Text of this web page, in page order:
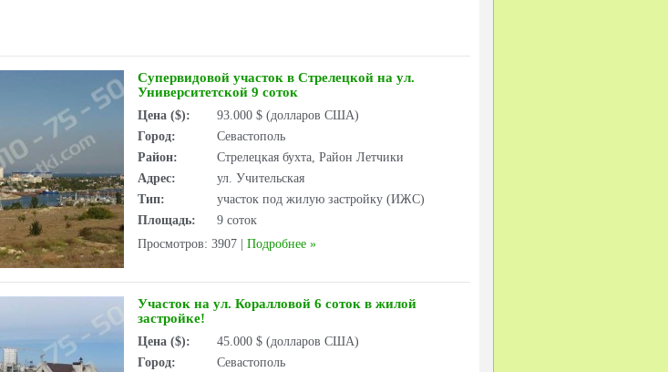
Супервидовой участок в Стрелецкой на ул.
Университетской 9 соток
Цена ($):
93.000 $ (долларов США)
Город:
Севастополь
Район:
Стрелецкая бухта, Район Летчики
Адрес:
ул. Учительская
Тип:
участок под жилую застройку (ИЖС)
Площадь:
9 соток
Просмотров: 3907
Подробнее
Участок на ул. Коралловой 6 соток в жилой
застройке!
Цена ($):
45.000 $ (долларов США)
Город:
Севастополь